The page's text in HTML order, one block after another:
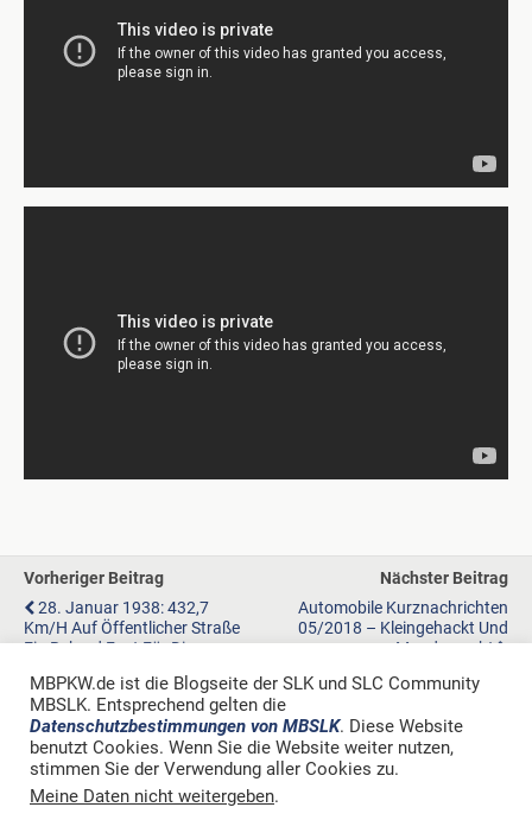
Vorheriger Beitrag
28. Januar 1938: 432,7
Km/h Auf Öffentlicher Straße
Ein Rekord Fast Für Die
Nächster Beitrag
Automobile Kurznachrichten
05/2018 – Kleingehackt Und
Mundgerecht
Zum Seitenanfang
MBPKW.de ist die Blogseite der SLK und SLC Community
MBSLK. Entsprechend gelten die
Datenschutzbestimmungen von MBSLK. Diese Website
benutzt Cookies. Wenn Sie die Website weiter nutzen,
stimmen Sie der Verwendung aller Cookies zu.
Meine Daten nicht weitergeben.